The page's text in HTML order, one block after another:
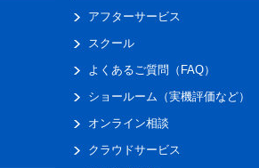
アフターサービス
スクール
よくあるご質問（FAQ）
ショールーム（実機評価など）
オンライン相談
クラウドサービス